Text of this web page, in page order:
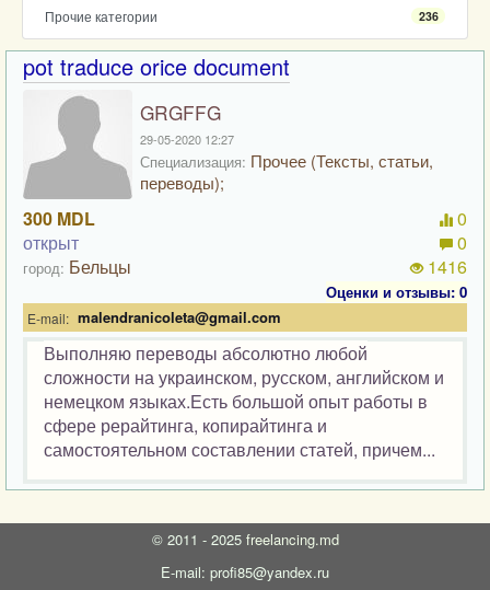
Прочие категории 236
pot traduce orice document
GRGFFG
29-05-2020 12:27
Специализация: Прочее (Тексты, статьи,
переводы);
300 MDL
открыт
город: Бельцы
0
0
1416
Оценки и отзывы: 0
E-mail: malendranicoleta@gmail.com
Выполняю переводы абсолютно любой
сложности на украинском, русском, английском и
немецком языках.Есть большой опыт работы в
сфере рерайтинга, копирайтинга и
самостоятельном составлении статей, причем...
© 2011 - 2025 freelancing.md
E-mail: profi85@yandex.ru